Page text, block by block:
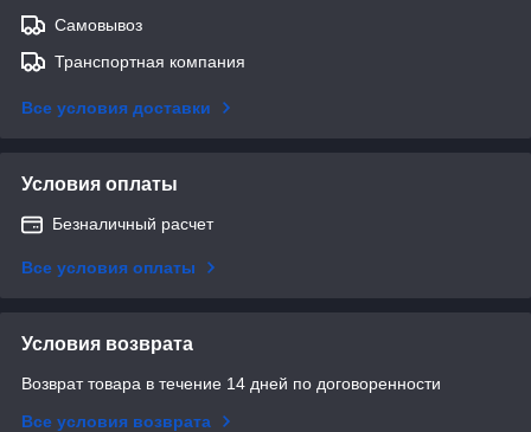
Самовывоз
Транспортная компания
Все условия доставки
Условия оплаты
Безналичный расчет
Все условия оплаты
Условия возврата
Возврат товара в течение 14 дней по договоренности
Все условия возврата